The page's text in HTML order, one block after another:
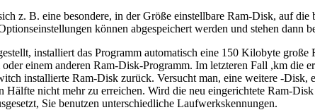
z. B. eine besondere, in der Größe einstellbare Ram-Disk, auf
können abgespeichert werden und stehen dann
installiert das Programm automatisch eine 150 Kilobyte
einem anderen Ram-Disk-Programm. Im letzteren Fall ,km die
installierte Ram-Disk zurück. Versucht man, eine weitere -
Hälfte nicht mehr zu erreichen. Wird die neu eingerichtete Ram-
Sie benutzen unterschiedliche Laufwerkskennungen.